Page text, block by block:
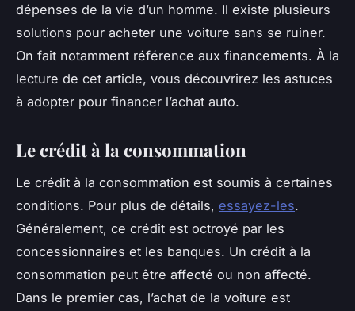
dépenses de la vie d’un homme. Il existe plusieurs
solutions pour acheter une voiture sans se ruiner.
On fait notamment référence aux financements. À la
lecture de cet article, vous découvrirez les astuces
à adopter pour financer l’achat auto.
Le crédit à la consommation
Le crédit à la consommation est soumis à certaines
conditions. Pour plus de détails, essayez-les.
Généralement, ce crédit est octroyé par les
concessionnaires et les banques. Un crédit à la
consommation peut être affecté ou non affecté.
Dans le premier cas, l’achat de la voiture est